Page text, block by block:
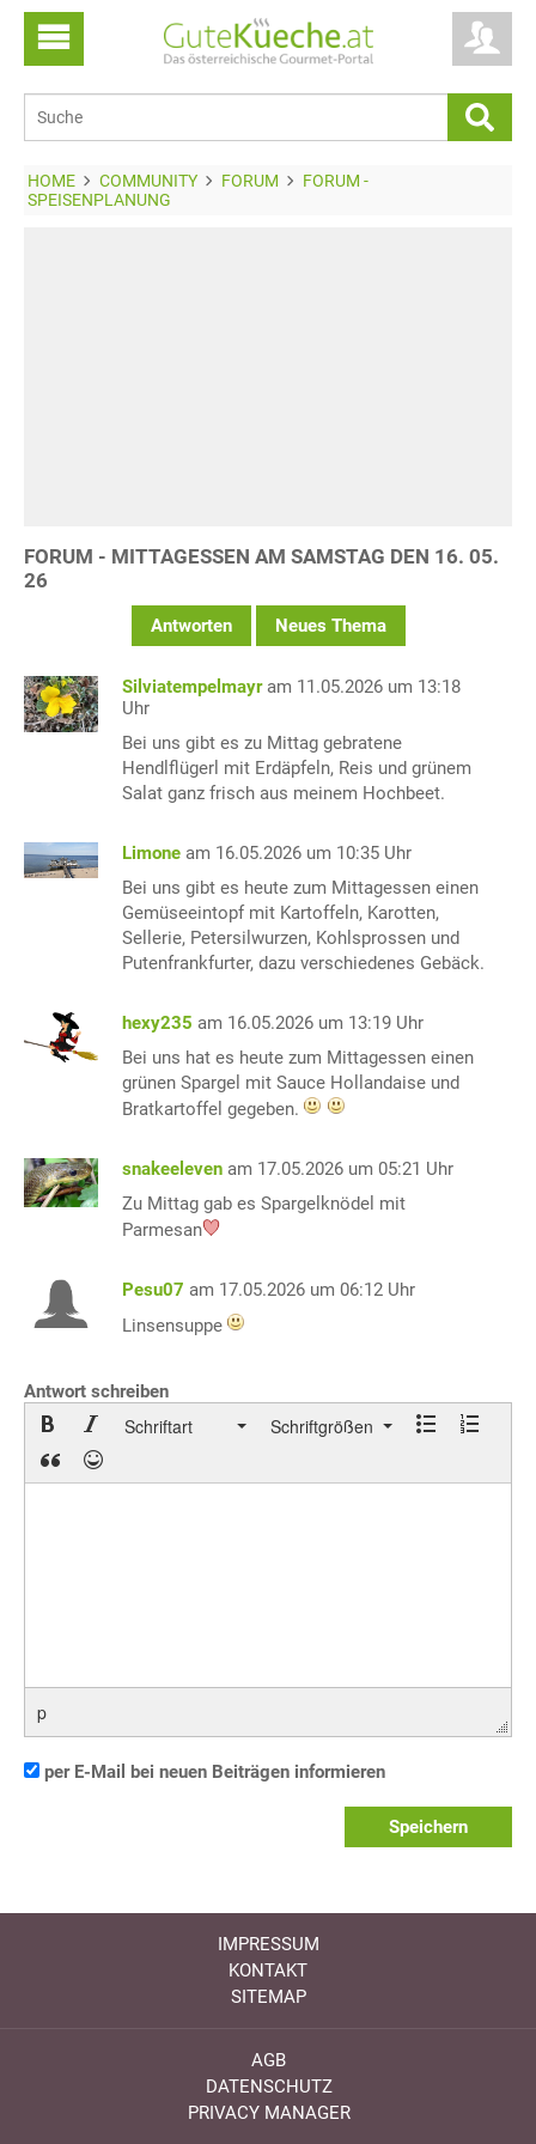
HOME COMMUNITY FORUM
FORUM -
SPEISENPLANUNG
FORUM - MITTAGESSEN AM SAMSTAG DEN 16. 05.
26
Antworten Neues Thema
Silviatempelmayr am 11.05.2026 um 13:18
Uhr
Bei uns gibt es zu Mittag gebratene
Hendlflügerl mit Erdäpfeln, Reis und grünem
Salat ganz frisch aus meinem Hochbeet.
Limone am 16.05.2026 um 10:35 Uhr
Bei uns gibt es heute zum Mittagessen einen
Gemüseeintopf mit Kartoffeln, Karotten,
Sellerie, Petersilwurzen, Kohlsprossen und
Putenfrankfurter, dazu verschiedenes Gebäck.
hexy235 am 16.05.2026 um 13:19 Uhr
Bei uns hat es heute zum Mittagessen einen
grünen Spargel mit Sauce Hollandaise und
Bratkartoffel gegeben.
snakeeleven am 17.05.2026 um 05:21 Uhr
Zu Mittag gab es Spargelknödel mit
Parmesan
Pesu07 am 17.05.2026 um 06:12 Uhr
Linsensuppe
Antwort schreiben
Schriftart Schriftgrößen
p
per E-Mail bei neuen Beiträgen informieren
Speichern
IMPRESSUM
KONTAKT
SITEMAP
AGB
DATENSCHUTZ
PRIVACY MANAGER